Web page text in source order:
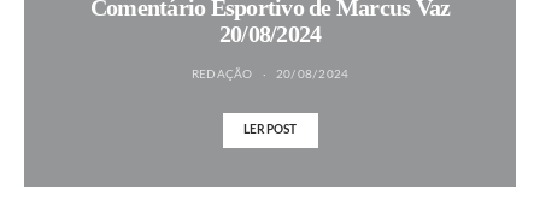
Comentário Esportivo de Marcus Vaz
20/08/2024
REDAÇÃO 20/08/2024
LER POST